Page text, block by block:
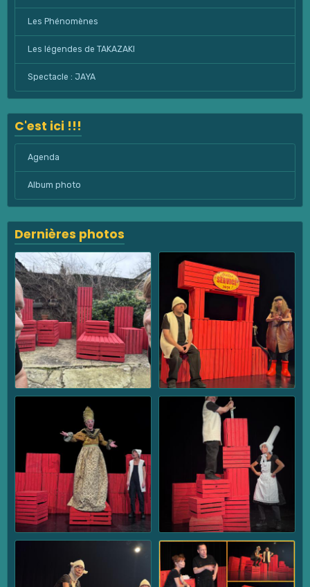
Les Phénomènes
Les légendes de TAKAZAKI
Spectacle : JAYA
C'est ici !!!
Agenda
Album photo
Dernières photos